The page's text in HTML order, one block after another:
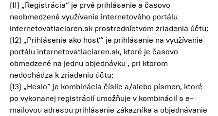
(11) „Registrácia“ je prvé prihlásenie a časovo
neobmedzené využívanie internetového portálu
internetovatlaciaren.sk prostredníctvom zriadenia účtu;
(12) „Prihlásenie ako hosť“ je prihlásenie na využívanie
portálu internetovatlaciaren.sk, ktoré je časovo
obmedzené na jednu objednávku , pri ktorom
nedochádza k zriadeniu účtu;
(13) „Heslo“ je kombinácia číslic a/alebo písmen, ktoré
po vykonanej registrácií umožňuje v kombinácií s e-
mailovou adresou prihlásenie zákazníka a objednávanie